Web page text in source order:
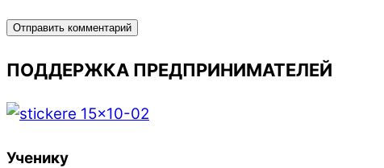
ПОДДЕРЖКА ПРЕДПРИНИМАТЕЛЕЙ
Ученику